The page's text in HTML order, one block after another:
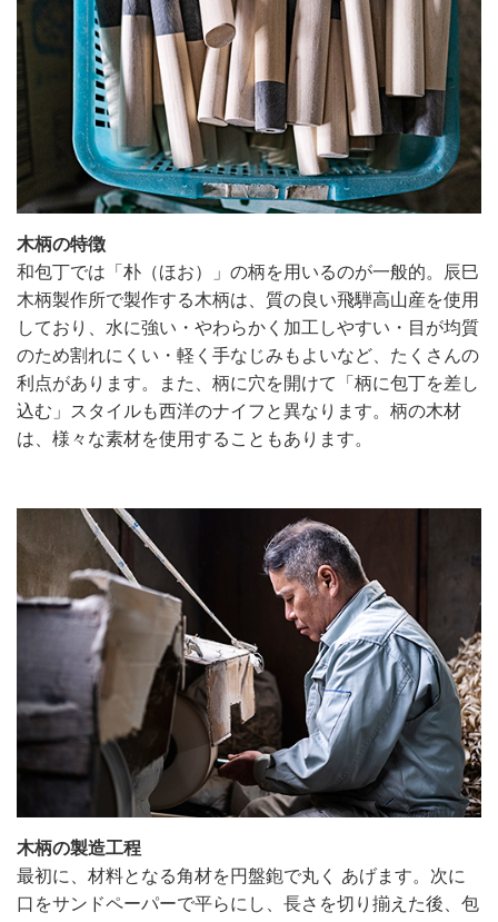
木柄の特徴
和包丁では「朴（ほお）」の柄を用いるのが一般的。辰巳
木柄製作所で製作する木柄は、質の良い飛騨高山産を使用
しており、水に強い・やわらかく加工しやすい・目が均質
のため割れにくい・軽く手なじみもよいなど、たくさんの
利点があります。また、柄に穴を開けて「柄に包丁を差し
込む」スタイルも西洋のナイフと異なります。柄の木材
は、様々な素材を使用することもあります。
木柄の製造工程
最初に、材料となる角材を円盤鉋で丸く あげます。次に
口をサンドペーパーで平らにし、長さを切り揃えた後、包